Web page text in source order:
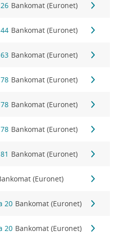
Bankomat (Euronet)
Bankomat (Euronet)
Bankomat (Euronet)
Bankomat (Euronet)
Bankomat (Euronet)
Bankomat (Euronet)
Bankomat (Euronet)
(Euronet)
20 Bankomat (Euronet)
20 Bankomat (Euronet)